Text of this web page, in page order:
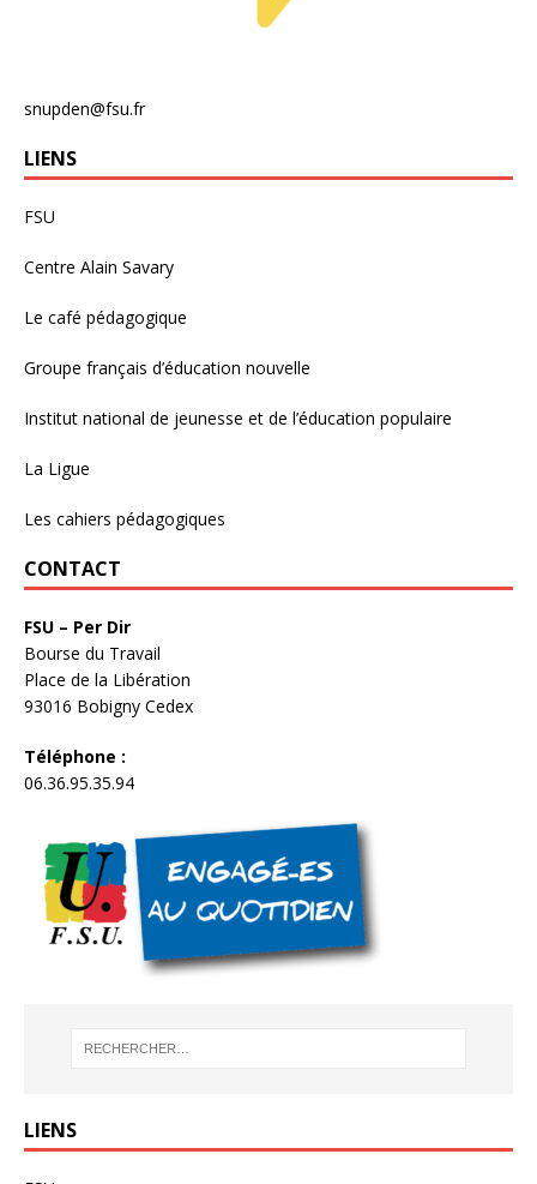
snupden@fsu.fr
LIENS
FSU
Centre Alain Savary
Le café pédagogique
Groupe français d’éducation nouvelle
Institut national de jeunesse et de l’éducation populaire
La Ligue
Les cahiers pédagogiques
CONTACT
FSU – Per Dir
Bourse du Travail
Place de la Libération
93016 Bobigny Cedex
Téléphone :
06.36.95.35.94
LIENS